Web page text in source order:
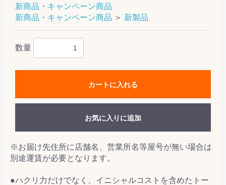
新商品・キャンペーン商品
新商品・キャンペーン商品 ＞ 新製品
数量
カートに入れる
お気に入りに追加
※お届け先住所に店舗名、営業所名等屋号が無い場合は
別途運賃が必要となります。
●ハクリ力だけでなく、イニシャルコストを含めたトー